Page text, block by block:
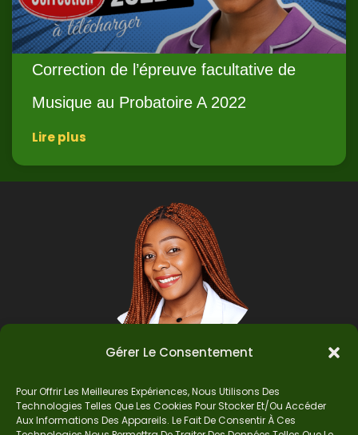
Gérer Le Consentement
Pour Offrir Les Meilleures Expériences, Nous Utilisons Des
Technologies Telles Que Les Cookies Pour Stocker Et/ou Accéder
Aux Informations Des Appareils. Le Fait De Consentir À Ces
Correction de l’épreuve facultative de
Musique au Probatoire A 2022
Lire plus
Auteur